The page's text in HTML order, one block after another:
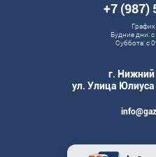
+7 (987)
Будние дни:
Суббота: с
г.
ул. Улица